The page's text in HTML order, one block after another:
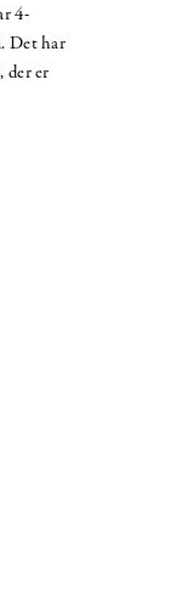
4-
Det har
der er